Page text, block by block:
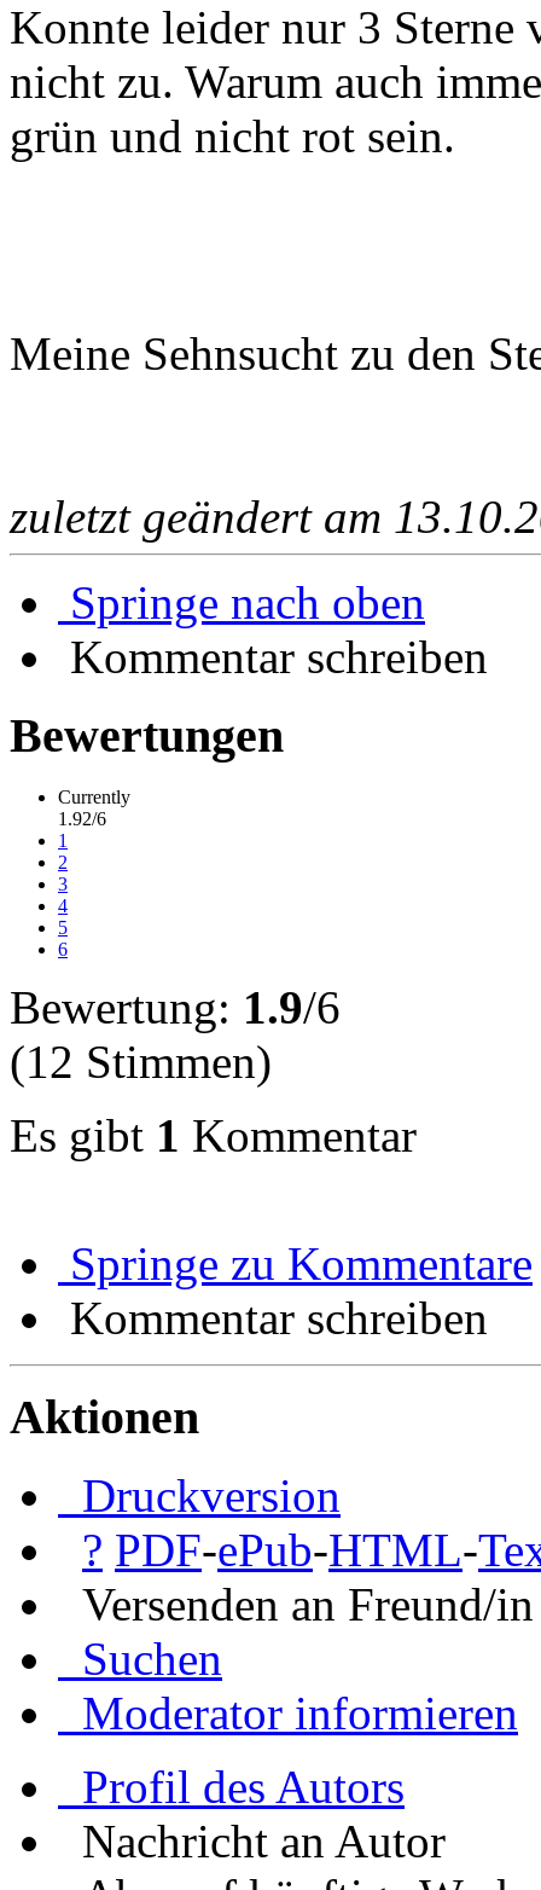
Konnte leider nur 3 Sterne
nicht zu. Warum auch
grün und nicht rot sein.
Meine Sehnsucht zu den
zuletzt geändert am
Springe nach oben
Kommentar schreiben
Bewertungen
Currently
1.92/6
1
2
3
4
5
6
Bewertung: 1.9/6
(12 Stimmen)
Es gibt 1 Kommentar
Springe zu Kommentare
Kommentar schreiben
Aktionen
Druckversion
? PDF-ePub-HTML-
Versenden an Freund/in
Suchen
Moderator informieren
Profil des Autors
Nachricht an Autor